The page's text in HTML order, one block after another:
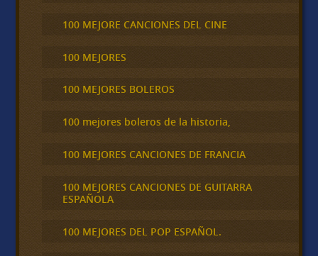
100 MEJORE CANCIONES DEL CINE
100 MEJORES
100 MEJORES BOLEROS
100 mejores boleros de la historia,
100 MEJORES CANCIONES DE FRANCIA
100 MEJORES CANCIONES DE GUITARRA
ESPAÑOLA
100 MEJORES DEL POP ESPAÑOL.